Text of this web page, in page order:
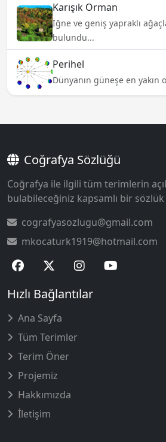
Karışık Orman
İğne ve geniş yapraklı
bulundu...
Perihel
Dünyanın güneşe en yakın
Coğrafya Sözlüğü
Coğrafya ile ilgili tüm terimlerin
bulabileceğiniz kapsamlı bir
cografyasozlugu@gmail.com
mkocaturk1919@hotmail.com
Hızlı Bağlantılar
Ana Sayfa
Tüm Terimler
Terim Öner
Projemiz
Hakkımızda
İletişim